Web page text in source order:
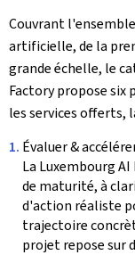
Couvrant
artificielle, de la
grande échelle, le
Factorypropose six
les services offerts,
Évaluer &
La Luxembourg
de maturité, à
d'action réaliste
trajectoire
projet repose sur